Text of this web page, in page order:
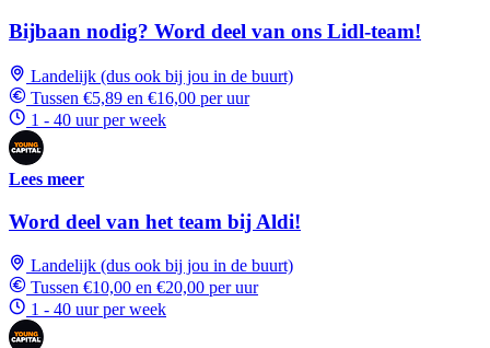
Bijbaan nodig? Word deel van ons Lidl-team!
Landelijk (dus ook bij jou in de buurt)
Tussen €5,89 en €16,00 per uur
1 - 40 uur per week
Lees meer
Word deel van het team bij Aldi!
Landelijk (dus ook bij jou in de buurt)
Tussen €10,00 en €20,00 per uur
1 - 40 uur per week